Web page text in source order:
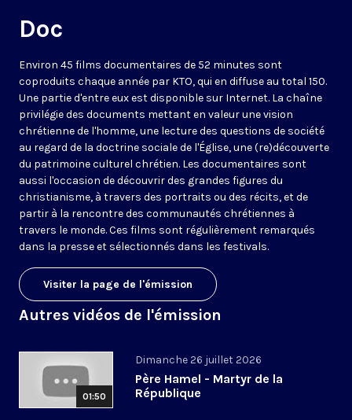
Doc
Environ 45 films documentaires de 52 minutes sont
coproduits chaque année par KTO, qui en diffuse au total 150.
Une partie d'entre eux est disponible sur Internet. La chaîne
privilégie des documents mettant en valeur une vision
chrétienne de l'homme, une lecture des questions de société
au regard de la doctrine sociale de l'Église, une (re)découverte
du patrimoine culturel chrétien. Les documentaires sont
aussi l'occasion de découvrir des grandes figures du
christianisme, à travers des portraits ou des récits, et de
partir à la rencontre des communautés chrétiennes à
travers le monde. Ces films sont régulièrement remarqués
dans la presse et sélectionnés dans les festivals.
Visiter la page de l'émission
Autres vidéos de l'émission
01:50
Dimanche 26 juillet 2026
Père Hamel - Martyr de la
République